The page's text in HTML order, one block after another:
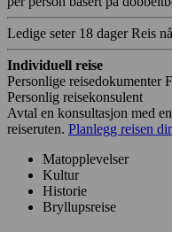
Ledige seter 18 dager Reis
Individuell reise
Personlige reisedokumenter
Personlig reisekonsulent
Avtal en konsultasjon med
reiseruten. Planlegg reisen
Matopplevelser
Kultur
Historie
Bryllupsreise